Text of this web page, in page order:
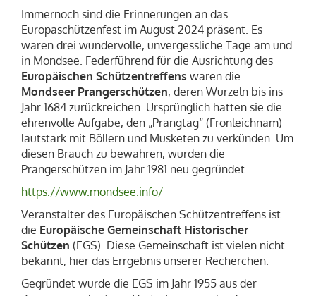
Immernoch sind die Erinnerungen an das
Europaschützenfest im August 2024 präsent. Es
waren drei wundervolle, unvergessliche Tage am und
in Mondsee. Federführend für die Ausrichtung des
Europäischen Schützentreffens waren die
Mondseer Prangerschützen, deren Wurzeln bis ins
Jahr 1684 zurückreichen. Ursprünglich hatten sie die
ehrenvolle Aufgabe, den „Prangtag“ (Fronleichnam)
lautstark mit Böllern und Musketen zu verkünden. Um
diesen Brauch zu bewahren, wurden die
Prangerschützen im Jahr 1981 neu gegründet.
https://www.mondsee.info/
Veranstalter des Europäischen Schützentreffens ist
die Europäische Gemeinschaft Historischer
Schützen (EGS). Diese Gemeinschaft ist vielen nicht
bekannt, hier das Errgebnis unserer Recherchen.
Gegründet wurde die EGS im Jahr 1955 aus der